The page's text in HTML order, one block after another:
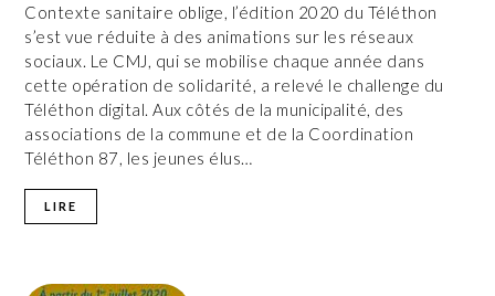
Contexte sanitaire oblige, l’édition 2020 du Téléthon
s’est vue réduite à des animations sur les réseaux
sociaux. Le CMJ, qui se mobilise chaque année dans
cette opération de solidarité, a relevé le challenge du
Téléthon digital. Aux côtés de la municipalité, des
associations de la commune et de la Coordination
Téléthon 87, les jeunes élus…
LIRE